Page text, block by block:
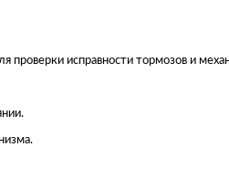
проверки исправности тормозов и